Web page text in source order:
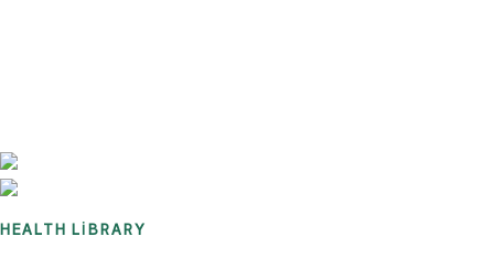
HEALTH LIBRARY